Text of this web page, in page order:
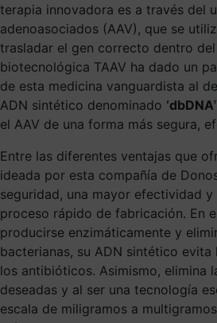
terapia innovadora es a través del
adenoasociados (AAV), que se
trasladar el gen correcto dentro
biotecnológica TAAV ha dado un
de esta medicina vanguardista al
ADN sintético denominado
el AAV de una forma más segura,
Entre las diferentes ventajas que
ideada por esta compañía de
seguridad, una mayor efectividad y
proceso rápido de fabricación. En
producirse enzimáticamente y
bacterianas, su ADN sintético evita
los antibióticos. Asimismo, elimina
deseadas y al ser una tecnología
escala de miligramos a